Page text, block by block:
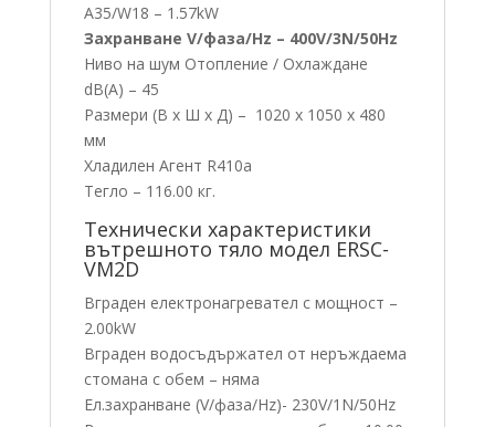
A35/W18 – 1.57kW
Захранване V/фаза/Hz – 400V/3N/50Hz
Ниво на шум Отопление / Охлаждане
dB(A) – 45
Размери (В x Ш x Д) – 1020 x 1050 x 480
мм
Хладилен Агент R410a
Тегло – 116.00 кг.
Технически характеристики
вътрешното тяло модел ERSC-
VM2D
Вграден електронагревател с мощност –
2.00kW
Вграден водосъдържател от неръждаема
стомана с обем – няма
Ел.захранване (V/фаза/Hz)- 230V/1N/50Hz